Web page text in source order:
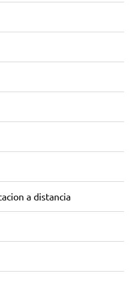
a distancia